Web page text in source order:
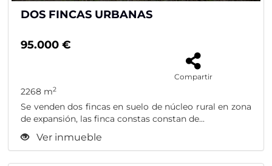
DOS FINCAS URBANAS
95.000 €
Compartir
2268 m2
Se venden dos fincas en suelo de núcleo rural en zona
de expansión, las finca constas constan de...
Ver inmueble